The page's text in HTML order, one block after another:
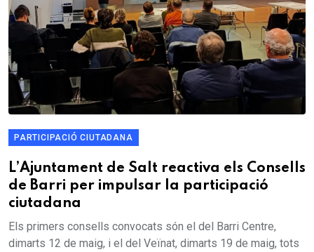
PARTICIPACIÓ CIUTADANA
L’Ajuntament de Salt reactiva els Consells
de Barri per impulsar la participació
ciutadana
Els primers consells convocats són el del Barri Centre,
dimarts 12 de maig, i el del Veïnat, dimarts 19 de maig, tots